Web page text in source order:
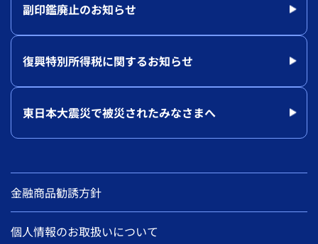
副印鑑廃止のお知らせ
復興特別所得税に関するお知らせ
東日本大震災で被災されたみなさまへ
金融商品勧誘方針
個人情報のお取扱いについて